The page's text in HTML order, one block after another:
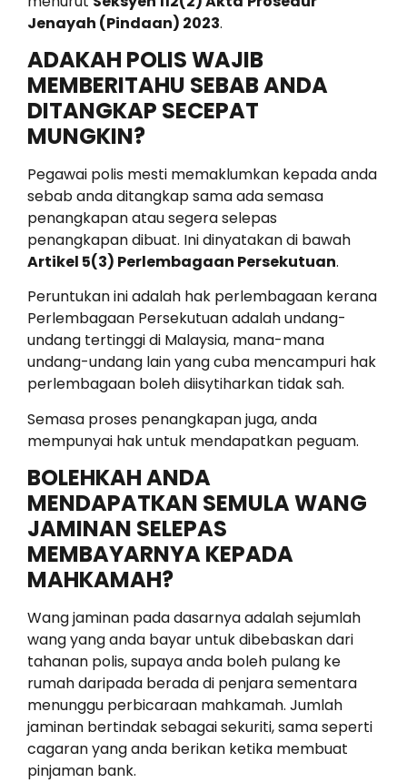
Jenayah (Pindaan) 2023.
ADAKAH POLIS WAJIB
MEMBERITAHU SEBAB ANDA
DITANGKAP SECEPAT
MUNGKIN?
Pegawai polis mesti memaklumkan kepada anda
sebab anda ditangkap sama ada semasa
penangkapan atau segera selepas
penangkapan dibuat. Ini dinyatakan di bawah
Artikel 5(3) Perlembagaan Persekutuan.
Peruntukan ini adalah hak perlembagaan kerana
Perlembagaan Persekutuan adalah undang-
undang tertinggi di Malaysia, mana-mana
undang-undang lain yang cuba mencampuri hak
perlembagaan boleh diisytiharkan tidak sah.
Semasa proses penangkapan juga, anda
mempunyai hak untuk mendapatkan peguam.
BOLEHKAH ANDA
MENDAPATKAN SEMULA WANG
JAMINAN SELEPAS
MEMBAYARNYA KEPADA
MAHKAMAH?
Wang jaminan pada dasarnya adalah sejumlah
wang yang anda bayar untuk dibebaskan dari
tahanan polis, supaya anda boleh pulang ke
rumah daripada berada di penjara sementara
menunggu perbicaraan mahkamah. Jumlah
jaminan bertindak sebagai sekuriti, sama seperti
cagaran yang anda berikan ketika membuat
pinjaman bank.